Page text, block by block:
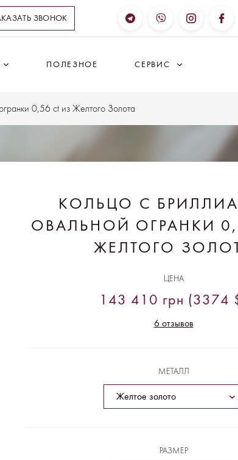
ЗВОНОК
ПОЛЕЗНОЕ СЕРВИС
0,56 ct из Желтого Золота
КОЛЬЦО С
ОВАЛЬНОЙ ОГРАНКИ
ЖЕЛТОГО
ЦЕНА
143 410 грн (3374
6 отзывов
МЕТАЛЛ
РАЗМЕР